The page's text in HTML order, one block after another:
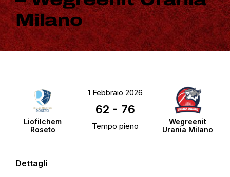
Milano
Liofilchem
Roseto
Wegreenit
Urania Milano
1 Febbraio 2026
62 - 76
Tempo pieno
Dettagli